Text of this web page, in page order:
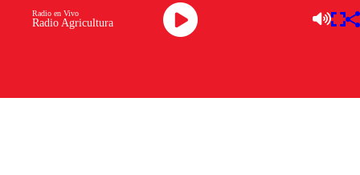
Radio Agricultura
Radio en Vivo
Descarga la APP